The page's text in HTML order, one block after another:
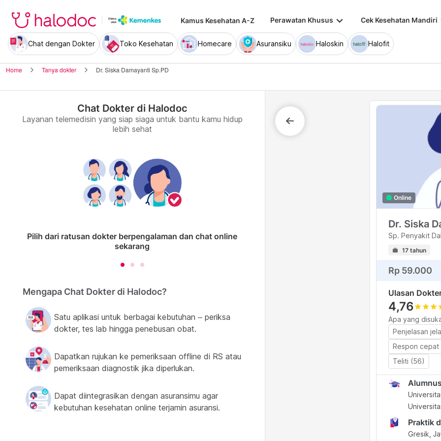
Kamus Kesehatan A-Z Perawatan Khusus keyboard_arrow_down Cek Kesehatan Mandiri
Chat dengan Dokter Toko Kesehatan Homecare Asuransiku Haloskin Halofit
Home Tanya dokter Dr. Siska Damayanti Sp.PD
Chat Dokter di Halodoc
Layanan telemedisin yang siap siaga untuk bantu kamu hidup
lebih sehat
Pilih dari ratusan dokter berpengalaman dan chat online
sekarang
Mengapa Chat Dokter di Halodoc?
Satu aplikasi untuk berbagai kebutuhan – periksa
dokter, tes lab hingga penebusan obat.
Dapatkan rujukan ke pemeriksaan offline di RS atau
pemeriksaan diagnostik jika diperlukan.
Dapat diintegrasikan dengan asuransimu agar
kebutuhan kesehatan online terjamin asuransi.
Online
Dr. Siska
Sp. Penyakit
17 tahun
Rp 59.000
Ulasan
4,76starstarstar
Apa yang
Penjelasan
Respon cepat
Teliti (56)
Alumnus
Praktik
Gresik,